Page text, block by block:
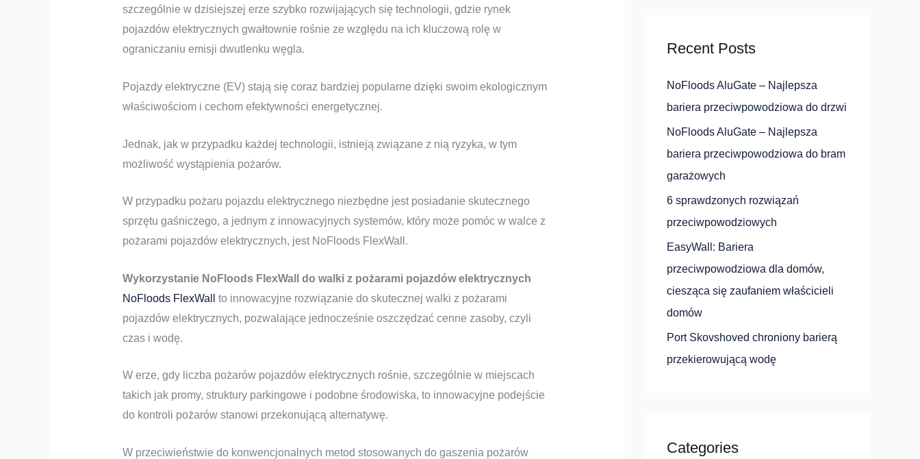
szczególnie w dzisiejszej erze szybko rozwijających się technologii, gdzie rynek
pojazdów elektrycznych gwałtownie rośnie ze względu na ich kluczową rolę w
ograniczaniu emisji dwutlenku węgla.
Pojazdy elektryczne (EV) stają się coraz bardziej popularne dzięki swoim ekologicznym
właściwościom i cechom efektywności energetycznej.
Jednak, jak w przypadku każdej technologii, istnieją związane z nią ryzyka, w tym
możliwość wystąpienia pożarów.
W przypadku pożaru pojazdu elektrycznego niezbędne jest posiadanie skutecznego
sprzętu gaśniczego, a jednym z innowacyjnych systemów, który może pomóc w walce z
pożarami pojazdów elektrycznych, jest NoFloods FlexWall.
Wykorzystanie NoFloods FlexWall do walki z pożarami pojazdów elektrycznych
NoFloods FlexWall
to innowacyjne rozwiązanie do skutecznej walki z pożarami
pojazdów elektrycznych, pozwalające jednocześnie oszczędzać cenne zasoby, czyli
czas i wodę.
W erze, gdy liczba pożarów pojazdów elektrycznych rośnie, szczególnie w miejscach
takich jak promy, struktury parkingowe i podobne środowiska, to innowacyjne podejście
do kontroli pożarów stanowi przekonującą alternatywę.
W przeciwieństwie do konwencjonalnych metod stosowanych do gaszenia pożarów
a
d
l
a
:
Recent Posts
NoFloods AluGate – Najlepsza
bariera przeciwpowodziowa do drzwi
NoFloods AluGate – Najlepsza
bariera przeciwpowodziowa do bram
garażowych
6 sprawdzonych rozwiązań
przeciwpowodziowych
EasyWall: Bariera
przeciwpowodziowa dla domów,
ciesząca się zaufaniem właścicieli
domów
Port Skovshoved chroniony barierą
przekierowującą wodę
Categories